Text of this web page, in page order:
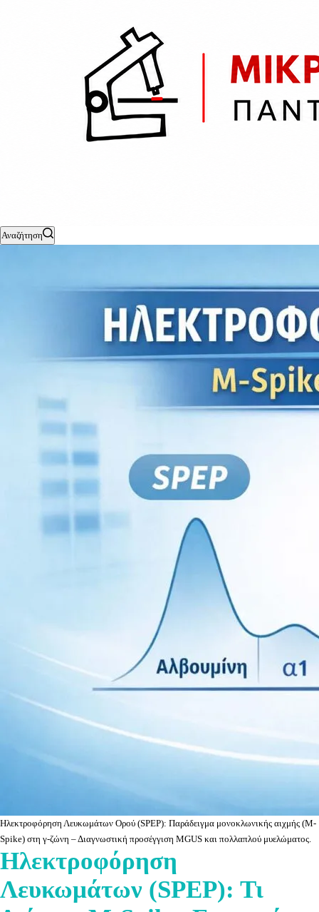
Αναζήτηση
Ηλεκτροφόρηση Λευκωμάτων Ορού (SPEP): Παράδειγμα μονοκλωνικής αιχμής (M-
Spike) στη γ-ζώνη – Διαγνωστική προσέγγιση MGUS και πολλαπλού μυελώματος.
Ηλεκτροφόρηση
Λευκωμάτων (SPEP): Τι